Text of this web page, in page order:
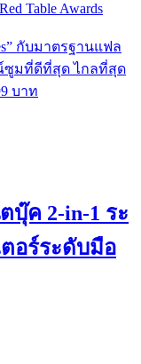
Table Awards
กับมาตรฐานแฟล
ซูมที่ดีที่สุด ไกลที่สุด
บาท
บุ๊ค 2-in-1 ระ
ตอร์ระดับมือ